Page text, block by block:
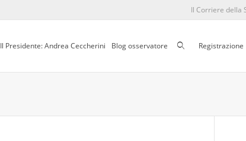
Il Corriere della
Il Presidente: Andrea Ceccherini Blog osservatore CercaRegistrazione